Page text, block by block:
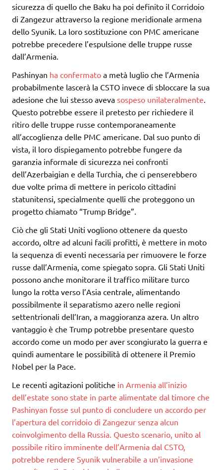
sicurezza di quello che Baku ha poi definito il Corridoio
di Zangezur attraverso la regione meridionale armena
dello Syunik. La loro sostituzione con PMC americane
potrebbe precedere l’espulsione delle truppe russe
dall’Armenia.
Pashinyan ha confermato a metà luglio che l’Armenia
probabilmente lascerà la CSTO invece di sbloccare la sua
adesione che lui stesso aveva sospeso unilateralmente.
Questo potrebbe essere il pretesto per richiedere il
ritiro delle truppe russe contemporaneamente
all’accoglienza delle PMC americane. Dal suo punto di
vista, il loro dispiegamento potrebbe fungere da
garanzia informale di sicurezza nei confronti
dell’Azerbaigian e della Turchia, che ci penserebbero
due volte prima di mettere in pericolo cittadini
statunitensi, specialmente quelli che proteggono un
progetto chiamato “Trump Bridge”.
Ciò che gli Stati Uniti vogliono ottenere da questo
accordo, oltre ad alcuni facili profitti, è mettere in moto
la sequenza di eventi necessaria per rimuovere le forze
russe dall’Armenia, come spiegato sopra. Gli Stati Uniti
possono anche monitorare il traffico militare turco
lungo la rotta verso l’Asia centrale, alimentando
possibilmente il separatismo azero nelle regioni
settentrionali dell’Iran, a maggioranza azera. Un altro
vantaggio è che Trump potrebbe presentare questo
accordo come un modo per aver scongiurato la guerra e
quindi aumentare le possibilità di ottenere il Premio
Nobel per la Pace.
Le recenti agitazioni politiche in Armenia all’inizio
dell’estate sono state in parte alimentate dal timore che
Pashinyan fosse sul punto di concludere un accordo per
l’apertura del corridoio di Zangezur senza alcun
coinvolgimento della Russia. Questo scenario, unito al
possibile ritiro imminente dell’Armenia dal CSTO,
potrebbe rendere Syunik vulnerabile a un’invasione